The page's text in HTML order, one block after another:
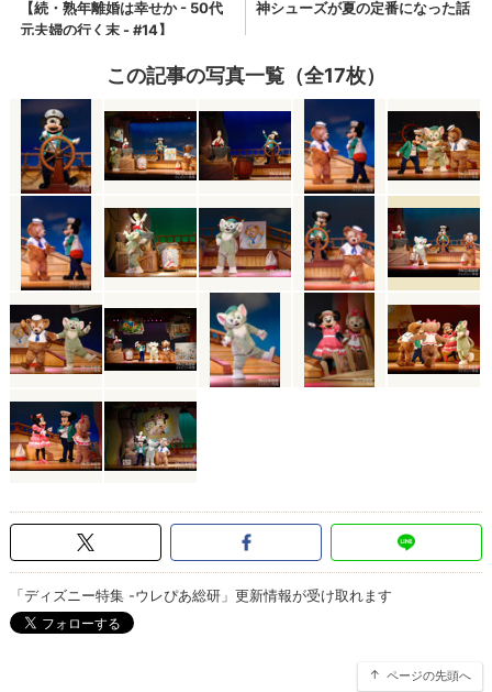
この記事の写真一覧（全17枚）
「ディズニー特集 -ウレぴあ総研」更新情報が受け取れます
ページの先頭へ